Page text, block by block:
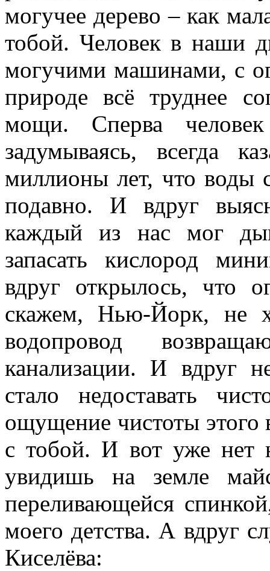
могучее дерево – как
тобой. Человек в наши
могучими машинами, с
природе всё труднее
мощи. Сперва
задумываясь, всегда
миллионы лет, что воды
подавно. И вдруг
каждый из нас мог
запасать кислород
вдруг открылось, что
скажем, Нью-Йорк, не
водопровод
канализации. И вдруг
стало недоставать
ощущение чистоты этого
с тобой. И вот уже нет
увидишь на земле
переливающейся
моего детства. А вдруг
Киселёва: